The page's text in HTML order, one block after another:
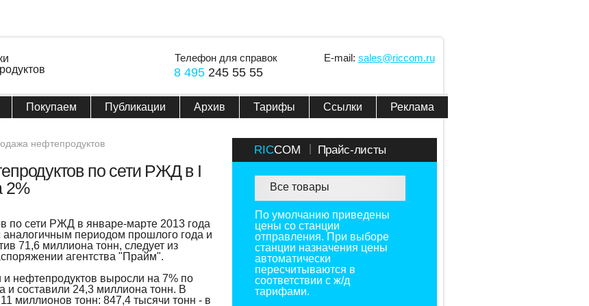
E-mail: sales@riccom.ru
Телефон для справок
8 495245 55 55
Покупаем Публикации Архив Тарифы Ссылки Реклама
нефтепродуктов
по сети РЖД в I
2%
по сети РЖД в январе-марте 2013 года
периодом прошлого года и
71,6 миллиона тонн, следует из
агентства "Прайм".
нефтепродуктов выросли на 7% по
и составили 24,3 миллиона тонн. В
миллионов тонн: 847,4 тысячи тонн - в
RICCOM Прайс-листы
Все товары
По умолчанию приведены
цены со станции
отправления. При выборе
станции назначения цены
автоматически
пересчитываются в
соответствии с ж/д
тарифами.